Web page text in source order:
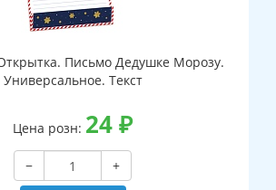
Письмо Дедушке Морозу.
Универсальное. Текст
Цена розн: 24₽
−
+